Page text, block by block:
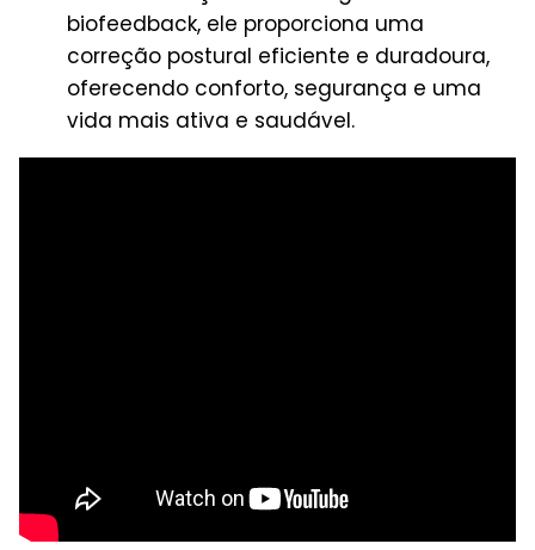
biofeedback, ele proporciona uma
correção postural eficiente e duradoura,
oferecendo conforto, segurança e uma
vida mais ativa e saudável.